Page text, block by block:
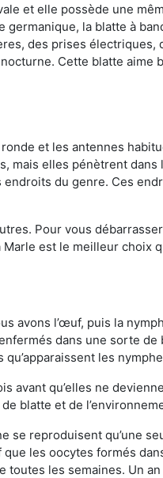
et elle possède une
germanique, la blatte à
des prises électriques,
Cette blatte aime
et les antennes
mais elles pénètrent dans
du genre. Ces
Pour vous
est le meilleur choix
avons l’œuf, puis la
dans une sorte de
les
avant qu’elles ne
blatte et de
se reproduisent qu’une
les oocytes formés
toutes les semaines. Un